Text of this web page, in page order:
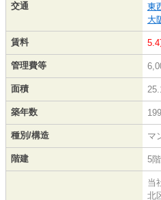
交通
東
大
賃料 5.4
管理費等
面積
築年数
種別/構造 マ
階建 5
当
北